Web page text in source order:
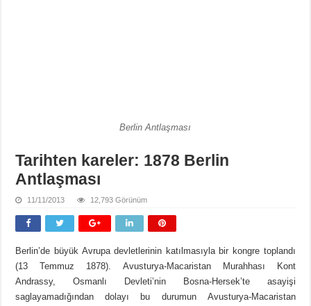
Berlin Antlaşması
Tarihten kareler: 1878 Berlin
Antlaşması
11/11/2013 12,793 Görünüm
Berlin’de büyük Avrupa devletlerinin katılmasıyla bir kongre toplandı
(13 Temmuz 1878). Avusturya-Macaristan Murahhası Kont
Andrassy, Osmanlı Devleti’nin Bosna-Hersek’te asayişi
saglayamadığından dolayı bu durumun Avusturya-Macaristan